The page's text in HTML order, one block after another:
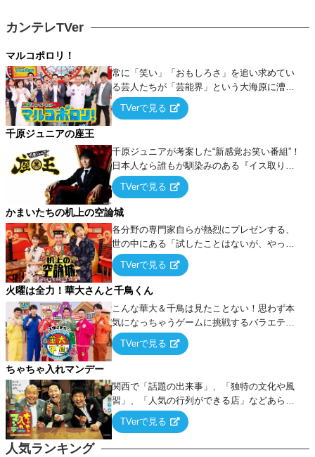
人気ランキング
カンテレTVer
マルコポロリ！
常に「笑い」「おもしろさ」を追い求めてい
る芸人たちが「芸能界」という大海原に漕ぎ
出でて、新たなオモシロ人間を発掘する！
TVerで見る
千原ジュニアの座王
千原ジュニアが考案した“新感覚お笑い番組”！
日本人なら誰もが馴染みのある『イス取りゲ
ーム』をベースに、大喜利・ギャグ・モノボ
ケ・歌…など様々なお題で芸人がショートネ
タを競い合う！
TVerで見る
かまいたちの机上の空論城
各分野の専門家自らが熱烈にプレゼンする、
世の中にある「試したことはないが、やって
みたらこうなる！…ハズ」という“机上の空
論”に若手芸人らがカラダを張って挑む！
TVerで見る
火曜は全力！華大さんと千鳥くん
こんな華大＆千鳥は見たことない！思わず本
気になっちゃうゲームに挑戦するバラエティ
ー！
TVerで見る
ちゃちゃ入れマンデー
関西で「話題の出来事」、「独特の文化や風
習」、「人気の行列ができる店」などあらゆ
るテーマについて好き放題にちゃちゃを入れ
ていく関西色を前面に押し出したトークバラ
TVerで見る